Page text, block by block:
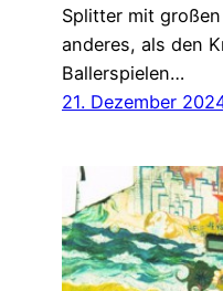
Splitter mit
anderes, als den
Ballerspielen…
21. Dezember